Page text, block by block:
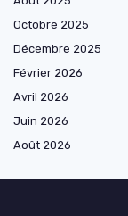
Octobre 2025
Décembre 2025
Février 2026
Avril 2026
Juin 2026
Août 2026